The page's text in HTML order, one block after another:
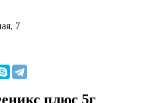
7
плюс 5г